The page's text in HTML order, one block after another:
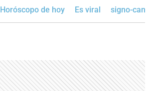
Horóscopo de hoy Es viral signo-